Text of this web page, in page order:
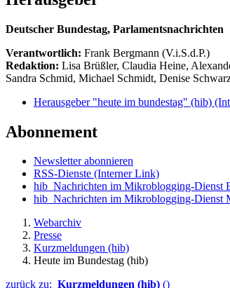
Deutscher Bundestag, Parlamentsnachrichten
Verantwortlich: Frank Bergmann (V.i.S.d.P.)
Redaktion: Lisa Brüßler, Claudia Heine,
Sandra Schmid, Michael Schmidt, Denise
Herausgeber "heute im bundestag" (hib)
Abonnement
Newsletter abonnieren
RSS-Dienste (Interner Link)
hib_Nachrichten im Mikroblogging-Dienst
hib_Nachrichten im Mikroblogging-Dienst
Webarchiv
Presse
Kurzmeldungen (hib)
Heute im Bundestag (hib)
zurück zu: Kurzmeldungen (hib) ()